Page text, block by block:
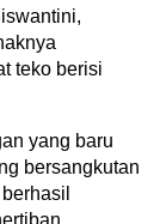
teko berisi
yang baru
bersangkutan